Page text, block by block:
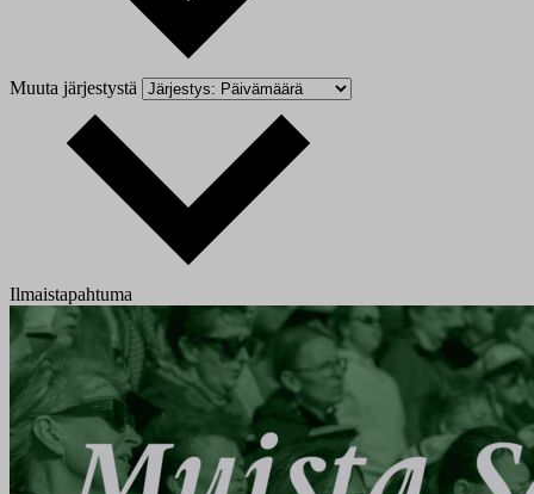
Muuta järjestystä
Ilmaistapahtuma